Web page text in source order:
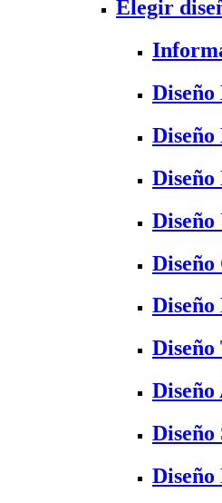
Elegir
Diseño
Diseño
Diseño
Diseño
Diseño
Diseño
Diseño
Diseño